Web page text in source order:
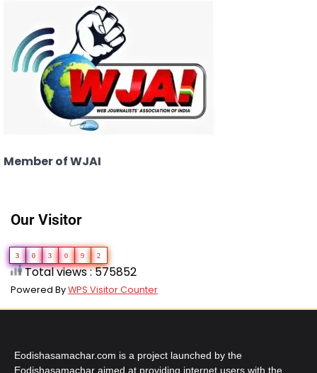
Member of WJAI
Our Visitor
3 0 3 0 9 2
Total views : 575852
Powered ByWPS Visitor Counter
Eodishasamachar.com is a project launched by the
Eodishasamachar aimed at providing internet users with the